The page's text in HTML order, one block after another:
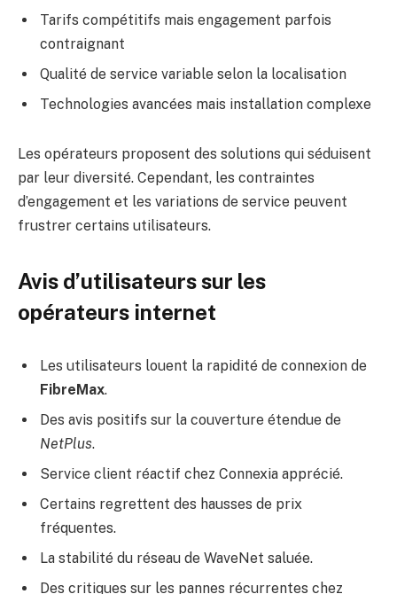
Tarifs compétitifs mais engagement parfois
contraignant
Qualité de service variable selon la localisation
Technologies avancées mais installation complexe
Les opérateurs proposent des solutions qui séduisent
par leur diversité. Cependant, les contraintes
d’engagement et les variations de service peuvent
frustrer certains utilisateurs.
Avis d’utilisateurs sur les
opérateurs internet
Les utilisateurs louent la rapidité de connexion de
FibreMax.
Des avis positifs sur la couverture étendue de
NetPlus.
Service client réactif chez Connexia apprécié.
Certains regrettent des hausses de prix
fréquentes.
La stabilité du réseau de WaveNet saluée.
Des critiques sur les pannes récurrentes chez